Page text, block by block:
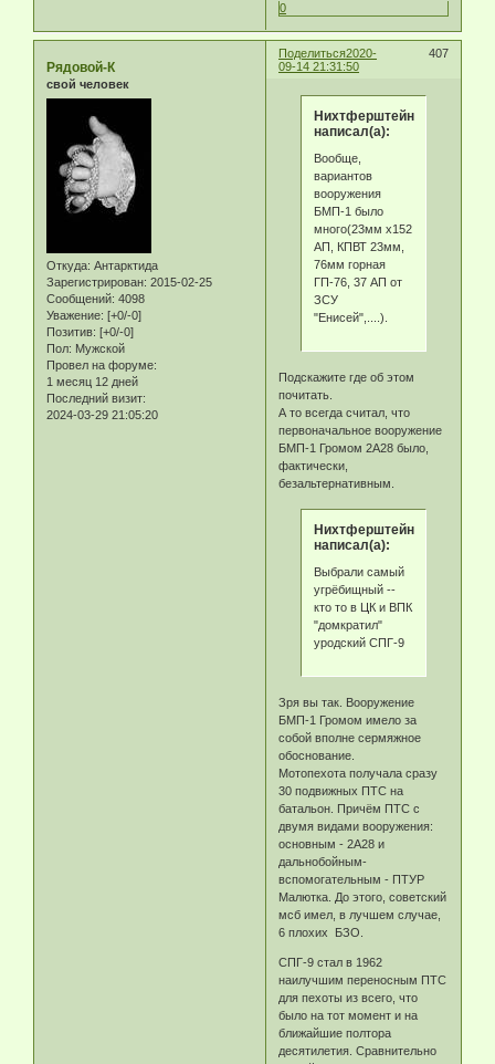
0
Поделиться 407
2020-
09-14 21:31:50
Рядовой-К
свой человек
Откуда: Антарктида
Зарегистрирован: 2015-02-25
Сообщений: 4098
Уважение: [+0/-0]
Позитив: [+0/-0]
Пол: Мужской
Провел на форуме:
1 месяц 12 дней
Последний визит:
2024-03-29 21:05:20
Нихтферштейн
написал(а):
Вообще,
вариантов
вооружения
БМП-1 было
много(23мм х152
АП, КПВТ 23мм,
76мм горная
ГП-76, 37 АП от
ЗСУ
"Енисей",....).
Подскажите где об этом
почитать.
А то всегда считал, что
первоначальное вооружение
БМП-1 Громом 2А28 было,
фактически,
безальтернативным.
Нихтферштейн
написал(а):
Выбрали самый
угрёбищный --
кто то в ЦК и ВПК
"домкратил"
уродский СПГ-9
Зря вы так. Вооружение
БМП-1 Громом имело за
собой вполне сермяжное
обоснование.
Мотопехота получала сразу
30 подвижных ПТС на
батальон. Причём ПТС с
двумя видами вооружения:
основным - 2А28 и
дальнобойным-
вспомогательным - ПТУР
Малютка. До этого, советский
мсб имел, в лучшем случае,
6 плохих БЗО.
СПГ-9 стал в 1962
наилучшим переносным ПТС
для пехоты из всего, что
было на тот момент и на
ближайшие полтора
десятилетия. Сравнительно